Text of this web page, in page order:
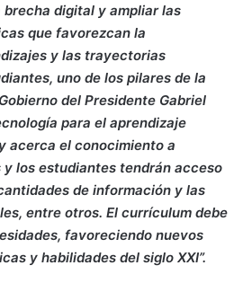
digital y ampliar las
que favorezcan la
y las trayectorias
uno de los pilares de la
del Presidente Gabriel
para el aprendizaje
acerca el conocimiento a
y los estudiantes tendrán acceso
de información y las
entre otros. El currículum debe
favoreciendo nuevos
y habilidades del siglo XXI”.